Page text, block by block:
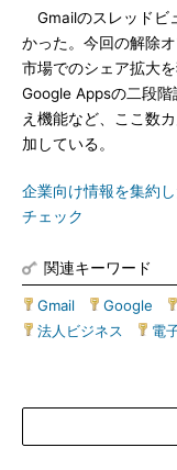
Gmailのスレッドビ
かった。今回の解除
市場でのシェア拡大
Google Appsの二段
え機能など、ここ数
加している。
企業向け情報を集約
チェック
関連キーワード
Gmail Google
法人ビジネス
電